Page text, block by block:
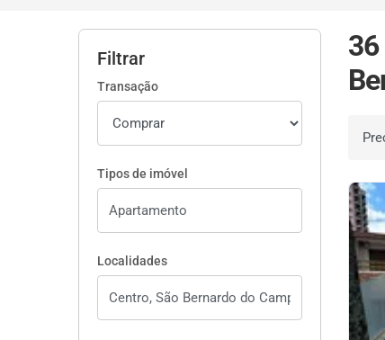
Filtrar
Transação
Tipos de imóvel
Localidades